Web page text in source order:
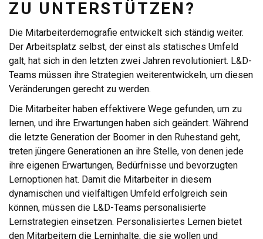
ZU UNTERSTÜTZEN?
Die Mitarbeiterdemografie entwickelt sich ständig weiter.
Der Arbeitsplatz selbst, der einst als statisches Umfeld
galt, hat sich in den letzten zwei Jahren revolutioniert. L&D-
Teams müssen ihre Strategien weiterentwickeln, um diesen
Veränderungen gerecht zu werden.
Die Mitarbeiter haben effektivere Wege gefunden, um zu
lernen, und ihre Erwartungen haben sich geändert. Während
die letzte Generation der Boomer in den Ruhestand geht,
treten jüngere Generationen an ihre Stelle, von denen jede
ihre eigenen Erwartungen, Bedürfnisse und bevorzugten
Lernoptionen hat. Damit die Mitarbeiter in diesem
dynamischen und vielfältigen Umfeld erfolgreich sein
können, müssen die L&D-Teams personalisierte
Lernstrategien einsetzen. Personalisiertes Lernen bietet
den Mitarbeitern die Lerninhalte, die sie wollen und